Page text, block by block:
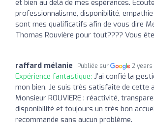
et bien au delà de mes espérances.
professionnalisme, disponibilité,
sont mes qualificatifs afin de vous dire
Thomas Rouvière pour tout???? Vous
raffard mélanie Publiée sur 2 years
Expérience fantastique: J’ai confié la
mon bien. Je suis très satisfaite de cette
Monsieur ROUVIERE : réactivité,
disponibilité et toujours un très bon
recommande sans aucun problème.